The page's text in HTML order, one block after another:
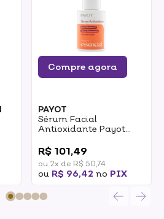
Compre agora
PAYOT
Sérum Facial
Antioxidante Payot
R$ 101,49
ou 2x de R$ 50,74
ou R$ 96,42 no PIX